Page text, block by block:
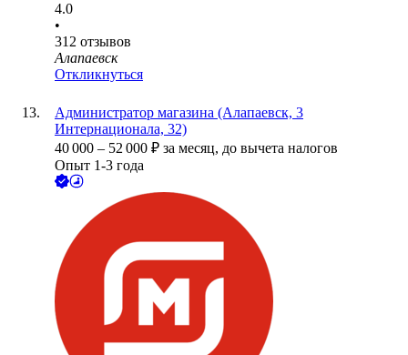
4.0
•
312 отзывов
Алапаевск
Откликнуться
Администратор магазина (Алапаевск, 3
Интернационала, 32)
40 000 – 52 000 ₽ за месяц, до вычета налогов
Опыт 1-3 года